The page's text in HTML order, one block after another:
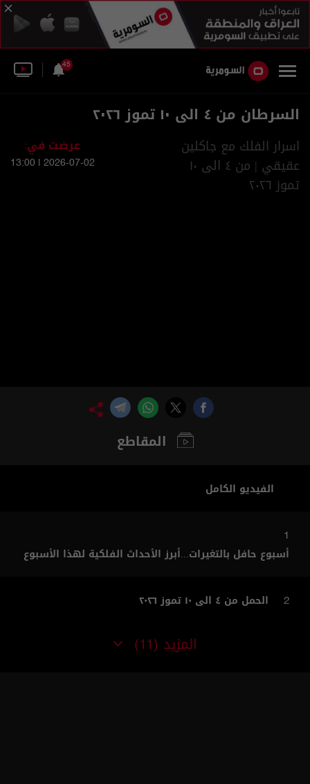
45
السرطان من ٤ الى ١٠ تموز ٢٠٢٦
اسرار الفلك مع جاكلين
عقيقي | من ٤ الى ١٠
تموز ٢٠٢٦
عرضت في:
2026-07-02 | 13:00
المقاطع
الفيديو الكامل
1
أسبوع حافل بالتغيرات...أبرز الأحداث الفلكية لهذا الأسبوع
2 الحمل من ٤ الى ١٠ تموز ٢٠٢٦
المزيد (11)